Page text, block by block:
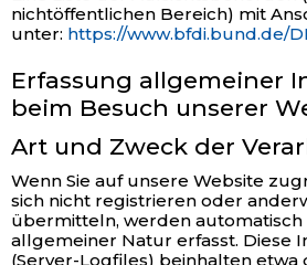
nichtöffentlichen Bereich) mit
unter: https://www.bfdi.bund.de/
Erfassung allgemeiner
beim Besuch unserer
Art und Zweck der
Wenn Sie auf unsere Website
sich nicht registrieren oder
übermitteln, werden
allgemeiner Natur erfasst. Diese
(Server-Logfiles) beinhalten etwa